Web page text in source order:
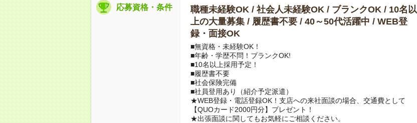
応募資格・条件
職種未経験OK / 社会人未経験OK / ブランクOK / 10名以
上の大量募集 / 履歴書不要 / 40～50代活躍中 / WEB登
録・面接OK
■無資格・未経験OK！
■年齢・学歴不問！ブランクOK!
■10名以上採用予定！
■履歴書不要
■社会保険完備
■社員登用あり（紹介予定派遣）
★WEB登録・電話登録OK！支店への来社面談の場合、交通費として
【QUOカード2000円分】プレゼント！
★出張面談に関してもお気軽にご相談ください。